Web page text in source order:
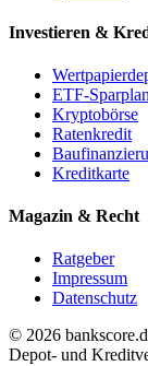
Investieren &
ETF-Sparplan
Kryptobörse
Ratenkredit
Kreditkarte
Magazin & Recht
Ratgeber
Impressum
Datenschutz
© 2026
Depot- und